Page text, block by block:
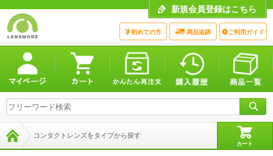
新規会員登録はこちら
初めての方 商品追跡 ご利用ガイド
コンタクトレンズをタイプから探す
カート